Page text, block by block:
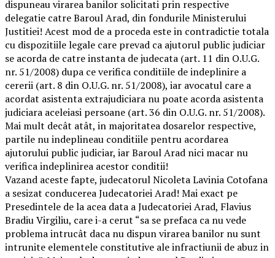
dispuneau virarea banilor solicitati prin respective
delegatie catre Baroul Arad, din fondurile Ministerului
Justitiei! Acest mod de a proceda este in contradictie totala
cu dispozitiile legale care prevad ca ajutorul public judiciar
se acorda de catre instanta de judecata (art. 11 din O.U.G.
nr. 51/2008) dupa ce verifica conditiile de indeplinire a
cererii (art. 8 din O.U.G. nr. 51/2008), iar avocatul care a
acordat asistenta extrajudiciara nu poate acorda asistenta
judiciara aceleiasi persoane (art. 36 din O.U.G. nr. 51/2008).
Mai mult decât atât, in majoritatea dosarelor respective,
partile nu indeplineau conditiile pentru acordarea
ajutorului public judiciar, iar Baroul Arad nici macar nu
verifica indeplinirea acestor conditii!
Vazand aceste fapte, judecatorul Nicoleta Lavinia Cotofana
a sesizat conducerea Judecatoriei Arad! Mai exact pe
Presedintele de la acea data a Judecatoriei Arad, Flavius
Bradiu Virgiliu, care i-a cerut “sa se prefaca ca nu vede
problema intrucât daca nu dispun virarea banilor nu sunt
intrunite elementele constitutive ale infractiunii de abuz in